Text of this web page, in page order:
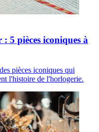
5 pièces iconiques à
pièces iconiques qui
l'histoire de l'horlogerie.